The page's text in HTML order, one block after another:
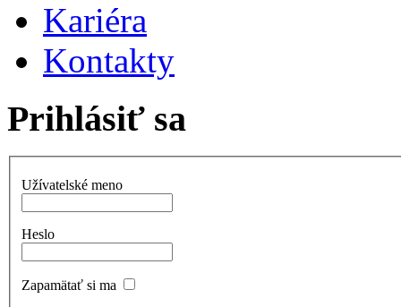
Kariéra
Kontakty
Prihlásiť sa
Užívatelské meno
Heslo
Zapamätať si ma